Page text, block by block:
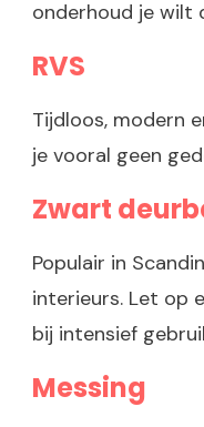
onderhoud je wilt
RVS
Tijdloos, modern
je vooral geen
Zwart
Populair in
interieurs. Let op
bij intensief
Messing